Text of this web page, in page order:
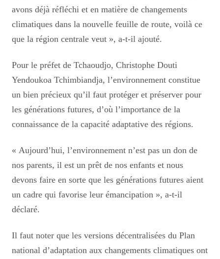
avons déjà réfléchi et en matière de changements
climatiques dans la nouvelle feuille de route, voilà ce
que la région centrale veut », a-t-il ajouté.
Pour le préfet de Tchaoudjo, Christophe Douti
Yendoukoa Tchimbiandja, l’environnement constitue
un bien précieux qu’il faut protéger et préserver pour
les générations futures, d’où l’importance de la
connaissance de la capacité adaptative des régions.
« Aujourd’hui, l’environnement n’est pas un don de
nos parents, il est un prêt de nos enfants et nous
devons faire en sorte que les générations futures aient
un cadre qui favorise leur émancipation », a-t-il
déclaré.
Il faut noter que les versions décentralisées du Plan
national d’adaptation aux changements climatiques ont